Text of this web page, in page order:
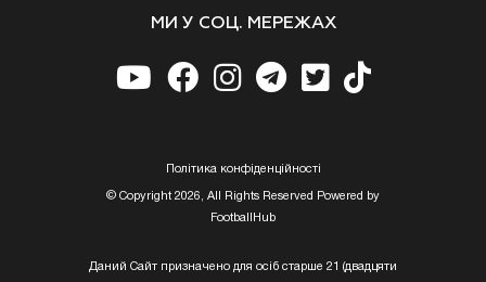
МИ У СОЦ. МЕРЕЖАХ
Полiтика конфiденцiйностi
© Copyright 2026, All Rights Reserved Powered by
FootballHub
Даний Сайт призначено для осіб старше 21 (двадцяти